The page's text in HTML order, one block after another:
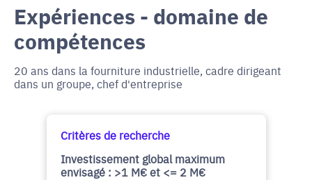
Expériences - domaine de
compétences
20 ans dans la fourniture industrielle, cadre dirigeant
dans un groupe, chef d'entreprise
Critères de recherche
Investissement global maximum
envisagé : >1 M€ et <= 2 M€